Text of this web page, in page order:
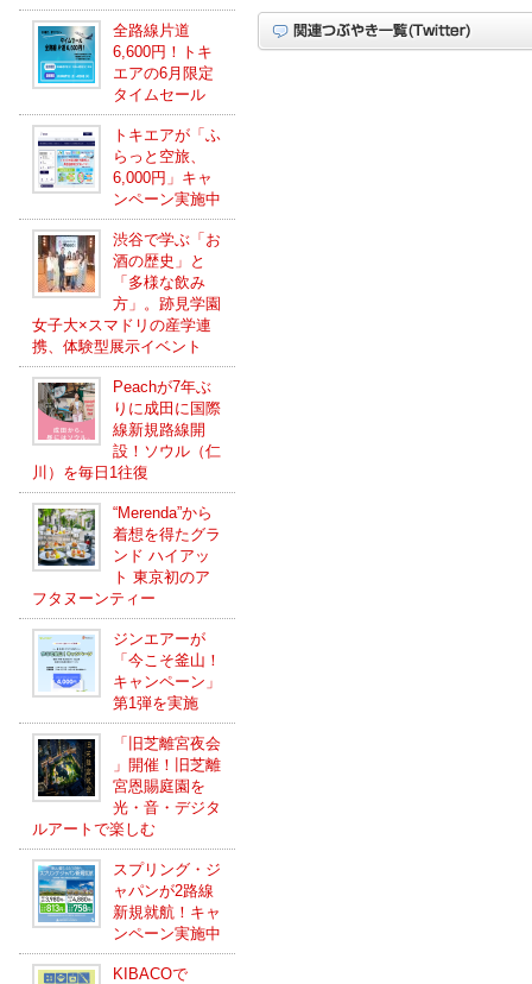
全路線片道
6,600円！トキ
エアの6月限定
タイムセール
トキエアが「ふ
らっと空旅、
6,000円」キャ
ンペーン実施中
渋谷で学ぶ「お
酒の歴史」と
「多様な飲み
方」。跡見学園
女子大×スマドリの産学連
携、体験型展示イベント
Peachが7年ぶ
りに成田に国際
線新規路線開
設！ソウル（仁
川）を毎日1往復
“Merenda”から
着想を得たグラ
ンド ハイアッ
ト 東京初のア
フタヌーンティー
ジンエアーが
「今こそ釜山！
キャンペーン」
第1弾を実施
「旧芝離宮夜会
」開催！旧芝離
宮恩賜庭園を
光・音・デジタ
ルアートで楽しむ
スプリング・ジ
ャパンが2路線
新規就航！キャ
ンペーン実施中
KIBACOで